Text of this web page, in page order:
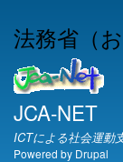
法務省（
JCA-NET
ICTによる社会運動
Powered by Drupal